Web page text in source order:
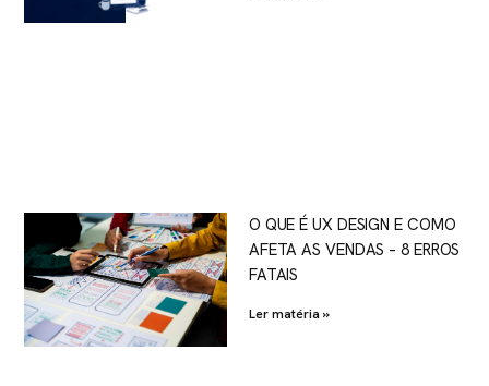
O QUE É UX DESIGN E COMO
AFETA AS VENDAS – 8 ERROS
FATAIS
Ler matéria »